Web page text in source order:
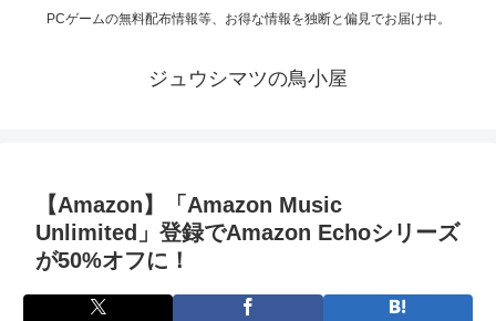
PCゲームの無料配布情報等、お得な情報を独断と偏見でお届け中。
ジュウシマツの鳥小屋
【Amazon】「Amazon Music
Unlimited」登録でAmazon Echoシリーズ
が50%オフに！